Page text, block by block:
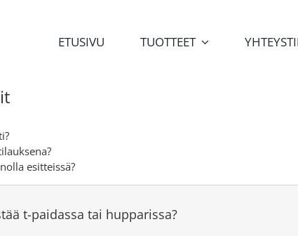
ETUSIVU TUOTTEET
esitteissä?
t-paidassa tai hupparissa?